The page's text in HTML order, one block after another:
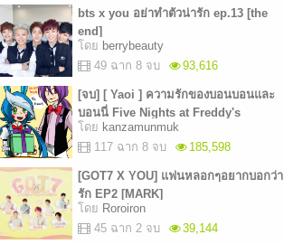
bts x you อย่าทำตัวน่ารัก ep.13 [the
end]
โดย berrybeauty
49 ฉาก 8 จบ
93,616
[จบ] [ Yaoi ] ความรักของบอนบอนและ
บอนนี่ Five Nights at Freddy's
โดย kanzamunmuk
117 ฉาก 8 จบ
185,598
[GOT7 X YOU] แฟนหลอกๆอยากบอกว่า
รัก EP2 [MARK]
โดย Roroiron
45 ฉาก 2 จบ
39,144